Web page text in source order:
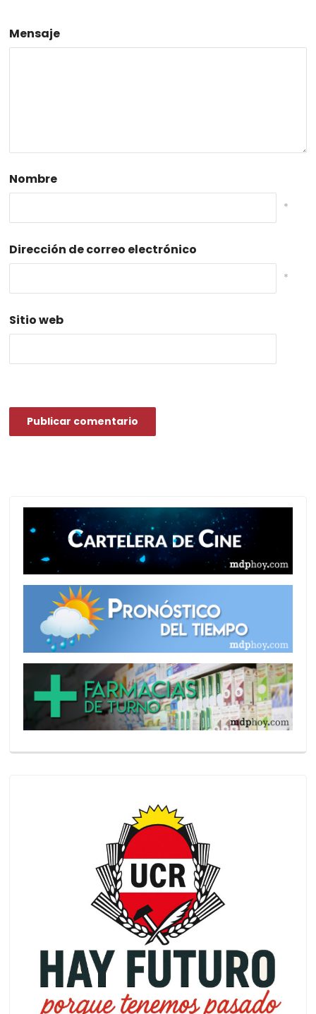
Mensaje
Nombre
*
Dirección de correo electrónico
*
Sitio web